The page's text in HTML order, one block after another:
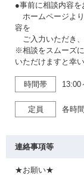
●事前に相談内容を
ホームページよ
容を
ご入力いただき、
※相談をスムーズ
いただけますと幸い
時間帯 13:00
定員 各時
連絡事項等
★お願い★